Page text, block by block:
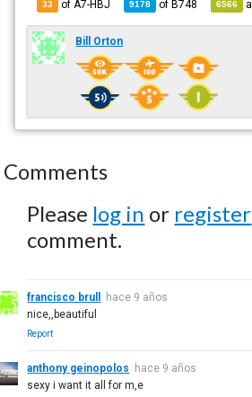
33 of A7-HBJ 9178 ofB748 6566
Bill Orton
Comments
Please log in or register
comment.
francisco brull
hace 9 años
nice,,beautiful
Report
anthony geinopolos
hace 9 años
sexy i want it all for m,e